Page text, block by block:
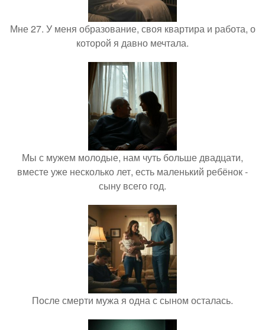
Мне 27. У меня образование, своя квартира и работа, о
которой я давно мечтала.
Мы с мужем молодые, нам чуть больше двадцати,
вместе уже несколько лет, есть маленький ребёнок -
сыну всего год.
После смерти мужа я одна с сыном осталась.